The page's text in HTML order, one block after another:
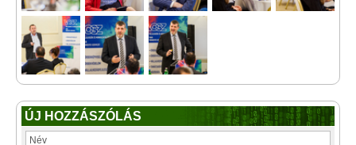
ÚJ HOZZÁSZÓLÁS